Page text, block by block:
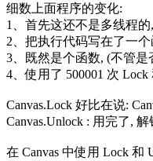
细数上面程序的变化:
1、首先这还不是多线程
2、把执行代码写在了一
3、既然是个函数, (不管
4、使用了 500001 次 Lock
Canvas.Lock 好比在说:
Canvas.Unlock : 用完了, 解
在 Canvas 中使用 Lock